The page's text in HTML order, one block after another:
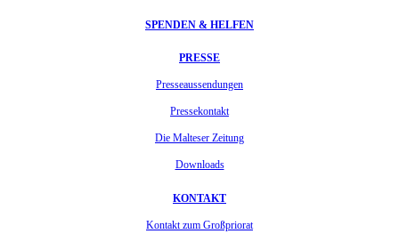
SPENDEN & HELFEN
PRESSE
Presseaussendungen
Pressekontakt
Die Malteser Zeitung
Downloads
KONTAKT
Kontakt zum Großpriorat